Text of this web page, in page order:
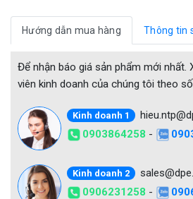
Hướng dẫn mua hàng Thông tin
Để nhận báo giá sản phẩm mới nhất.
viên kinh doanh của chúng tôi theo
Kinh doanh 1
0903864258 -
Kinh doanh 2
0906231258 -